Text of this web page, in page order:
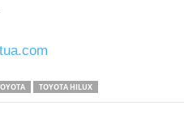
TOYOTA HILUX